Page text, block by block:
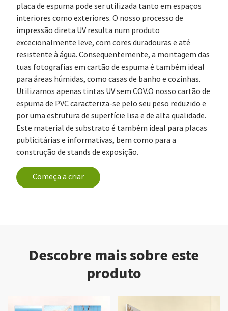
placa de espuma pode ser utilizada tanto em espaços
interiores como exteriores. O nosso processo de
impressão direta UV resulta num produto
excecionalmente leve, com cores duradouras e até
resistente à água. Consequentemente, a montagem das
tuas fotografias em cartão de espuma é também ideal
para áreas húmidas, como casas de banho e cozinhas.
Utilizamos apenas tintas UV sem COV.O nosso cartão de
espuma de PVC caracteriza-se pelo seu peso reduzido e
por uma estrutura de superfície lisa e de alta qualidade.
Este material de substrato é também ideal para placas
publicitárias e informativas, bem como para a
construção de stands de exposição.
Começa a criar
Descobre mais sobre este
produto